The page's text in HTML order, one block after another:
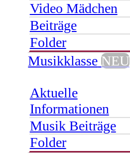
Video Mädchen
Beiträge
Folder
Musikklasse NEU
Aktuelle
Informationen
Musik Beiträge
Folder